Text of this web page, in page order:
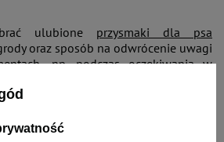
ulubione przysmaki dla psa
oraz sposób na odwrócenie uwagi
np. podczas oczekiwania w